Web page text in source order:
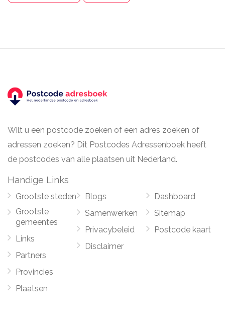
Wilt u een postcode zoeken of een adres zoeken of
adressen zoeken? Dit Postcodes Adressenboek heeft
de postcodes van alle plaatsen uit Nederland.
Handige Links
Grootste steden
Grootste
gemeentes
Links
Partners
Provincies
Plaatsen
Blogs
Samenwerken
Privacybeleid
Disclaimer
Dashboard
Sitemap
Postcode kaart